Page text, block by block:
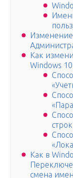
Как
Windows 10
Как в
смена